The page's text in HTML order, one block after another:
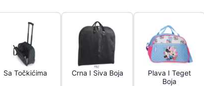
Sa Točkićima Crna I Siva Boja
Plava I Teget
Boja